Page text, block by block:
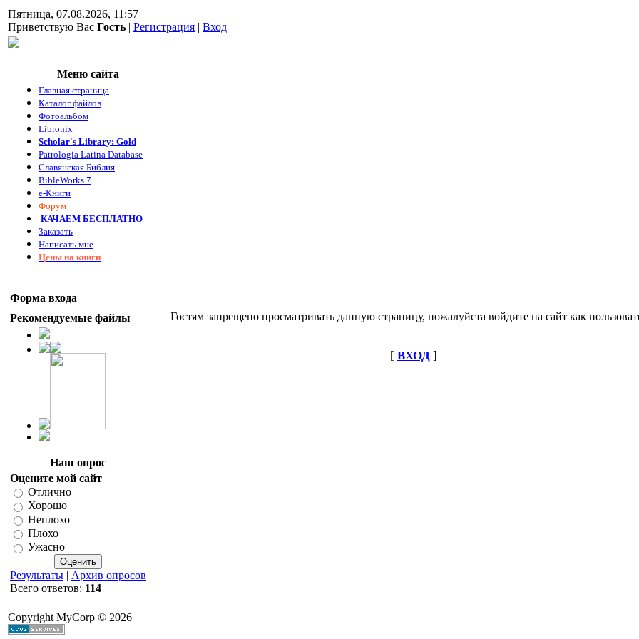
Пятница, 07.08.2026, 11:57
Приветствую Вас Гость | Регистрация | Вход
Меню сайта
Главная страница
Каталог файлов
Фотоальбом
Libronix
Scholar's Library: Gold
Patrologia Latina Database
Славянская Библия
BibleWorks 7
е-Книги
Форум
КАЧАЕМ БЕСПЛАТНО
Заказать
Написать мне
Цены на книги
Форма входа
Рекомендуемые файлы
Наш опрос
Оцените мой сайт
Отлично
Хорошо
Неплохо
Плохо
Ужасно
Результаты | Архив опросов
Всего ответов: 114
Гостям запрещено просматривать данную страницу, пожалуйста войдите на сайт как
[ ВХОД]
Copyright MyCorp © 2026